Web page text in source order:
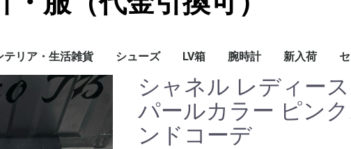
イウェ
ーフ LOUIS VUITTON
CHANEL
HERMES
GUCCI
DIOR
FENDI
LINEID：0109shop
ム
ップ
）ケー
リー
テリア・生活雑貨
ンケット
ペット絨毯
ションカバー/ク
ョン
入れ収納ボックス
タオル
ード
シューズ
レディース/女性用
メンズ/男性用
Gucci
Chanel
LV箱 腕時計
Omega
Rolex
Cartier
Chanel
新入荷
シャネル レディー
パールカラー ピン
ンドコーデ